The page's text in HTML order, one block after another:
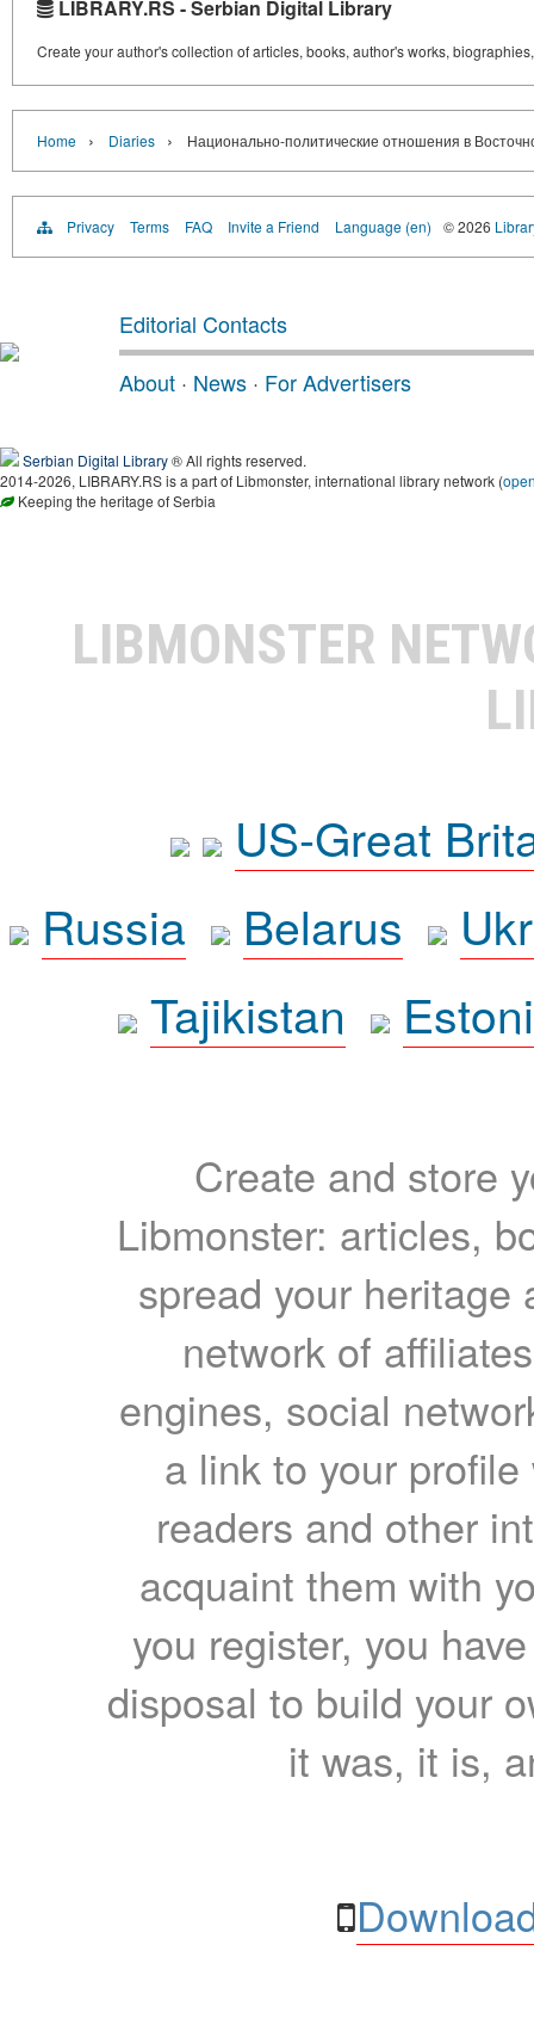
LIBRARY.RS - Serbian Digital Library
Create your author's collection of articles, books, author's works,
Home › Diaries › Национально-политические отношения в
Privacy Terms FAQ Invite a Friend Language (en) © 2026
Editorial Contacts
About · News · For Advertisers
Serbian Digital Library® All rights reserved.
2014-2026, LIBRARY.RS is a part of Libmonster, international library network (
Keeping the heritage of Serbia
LIBMONSTER
US-Great
Russia
Belarus
Tajikistan
Create and store
Libmonster: articles,
spread your heritage
network of
engines, social
a link to your
readers and other
acquaint them with
you register, you
disposal to build your
it was, it is,